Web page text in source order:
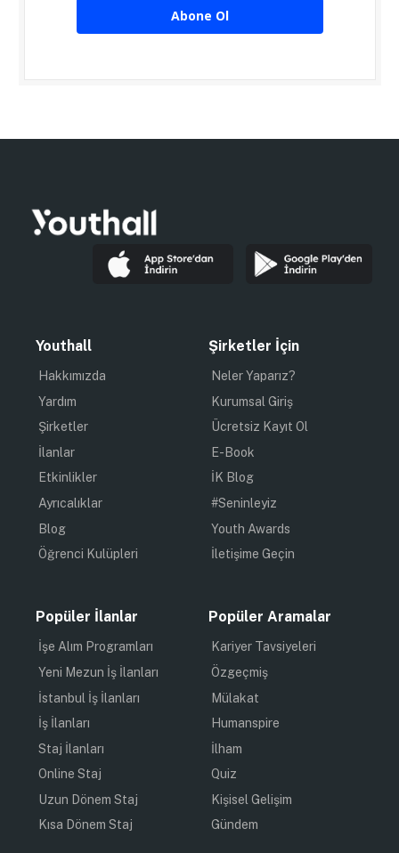
Abone Ol
Youthall
Hakkımızda
Yardım
Şirketler
İlanlar
Etkinlikler
Ayrıcalıklar
Blog
Öğrenci Kulüpleri
Şirketler İçin
Neler Yaparız?
Kurumsal Giriş
Ücretsiz Kayıt Ol
E-Book
İK Blog
#Seninleyiz
Youth Awards
İletişime Geçin
Popüler İlanlar
İşe Alım Programları
Yeni Mezun İş İlanları
İstanbul İş İlanları
İş İlanları
Staj İlanları
Online Staj
Uzun Dönem Staj
Kısa Dönem Staj
Popüler Aramalar
Kariyer Tavsiyeleri
Özgeçmiş
Mülakat
Humanspire
İlham
Quiz
Kişisel Gelişim
Gündem